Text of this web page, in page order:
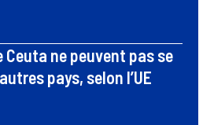
ne peuvent pas se
pays, selon l’UE